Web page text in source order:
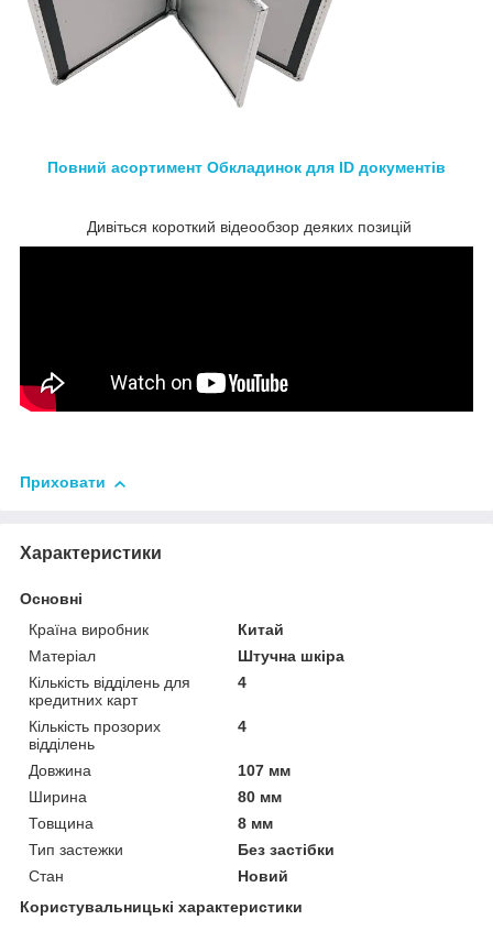
Повний асортимент Обкладинок для ID документів
Дивіться короткий відеообзор деяких позицій
Приховати
Характеристики
Основні
Країна виробник
Китай
Матеріал
Штучна шкіра
Кількість відділень для
кредитних карт
4
Кількість прозорих
відділень
4
Довжина
107 мм
Ширина
80 мм
Товщина
8 мм
Тип застежки
Без застібки
Стан
Новий
Користувальницькі характеристики